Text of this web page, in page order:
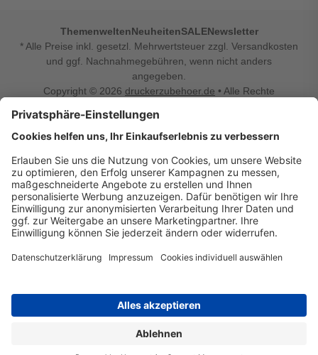
ThemenweltenNeuheitenSALENewsletter
* Alle Preise inkl. gesetzl. Mehrwertsteuer zzgl. Versandkosten
und ggf. Nachnahmegebühren, wenn nicht anders
angegeben.
Copyright © 2026 druckerzubehoer.de • Alle Rechte
Vertrag widerrufen
Druckerzubehoer.de – preiswerte Qualität für Ihr Office
Sie sind auf der Suche nach dem passenden Druckerzubehör
oder Zubehör für das Büro, den Computer oder Ihr
Smartphone? Dann sind Sie bei Druckerzubehoer.de genau
richtig! Unser breites Sortiment bietet unter anderem Tinte
und Toner für alle gängigen Druckermodelle – großer sowie
kleiner Hersteller. Zugleich sind wir Ihr Online Fachhandel für
einrichten, die Werkstatt ausstatten oder den Alltag mit
was Ihren Arbeitsplatz noch komfortabler macht, finden Sie
bei uns auch Bastelspaß, Schulbedarf, Beleuchtung,
für die ganze Familie. Entdecken Sie günstige Angebote und